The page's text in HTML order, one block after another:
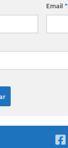
Email *